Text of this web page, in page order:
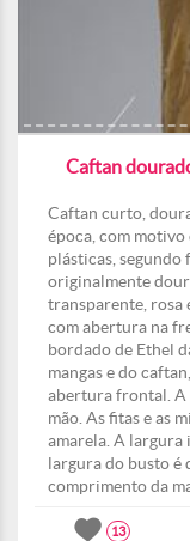
Caftan
Caftan curto,
época, com motivo
plásticas, segundo
originalmente
transparente, rosa
com abertura na
bordado de Ethel
mangas e do
abertura frontal. A
mão. As fitas e as
amarela. A largura
largura do busto é
comprimento da
13